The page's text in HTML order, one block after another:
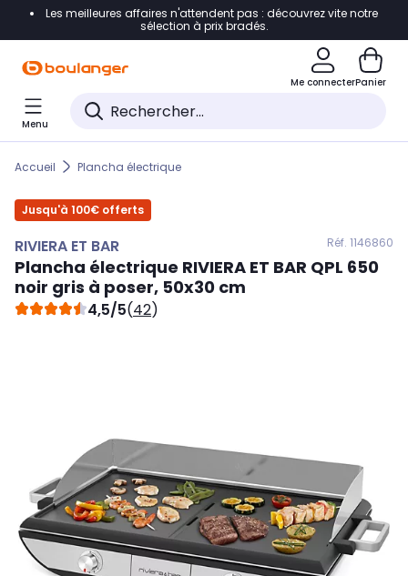
Accéder directement à la navigation
Accéder directement au pied de page
Accéder directement au chatbot
Les meilleures affaires n'attendent pas : découvrez vite notre
sélection à prix bradés.
Me connecterPanier
Menu
Accueil Plancha électrique
Jusqu'à 100€ offerts
RIVIERA ET BAR Réf. 1146860
Plancha électrique RIVIERA ET BAR QPL 650
noir gris à poser, 50x30 cm
4,5/5(42)